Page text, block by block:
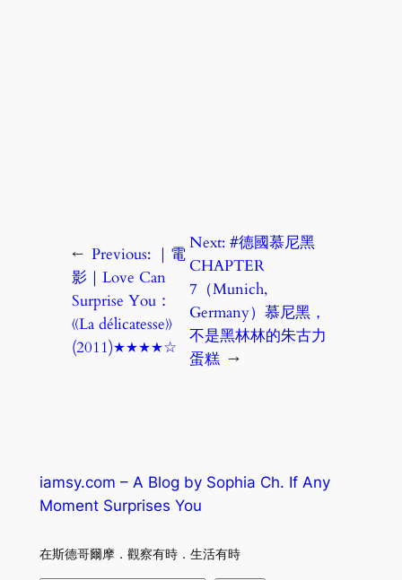
← Previous: ｜電
影｜Love Can
Surprise You：
《La délicatesse》
(2011)★★★★☆
Next:#德國慕尼黑
CHAPTER
7（Munich,
Germany）慕尼黑，
不是黑林林的朱古力
蛋糕 →
iamsy.com – A Blog by Sophia Ch. If Any
Moment Surprises You
在斯德哥爾摩．觀察有時．生活有時